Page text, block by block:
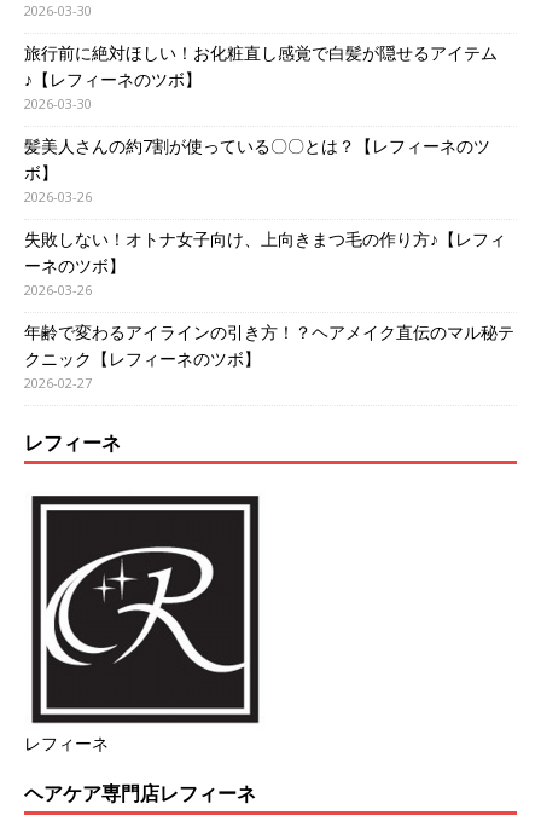
2026-03-30
旅行前に絶対ほしい！お化粧直し感覚で白髪が隠せるアイテム
♪【レフィーネのツボ】
2026-03-30
髪美人さんの約7割が使っている〇〇とは？【レフィーネのツ
ボ】
2026-03-26
失敗しない！オトナ女子向け、上向きまつ毛の作り方♪【レフィ
ーネのツボ】
2026-03-26
年齢で変わるアイラインの引き方！？ヘアメイク直伝のマル秘テ
クニック【レフィーネのツボ】
2026-02-27
レフィーネ
レフィーネ
ヘアケア専門店レフィーネ